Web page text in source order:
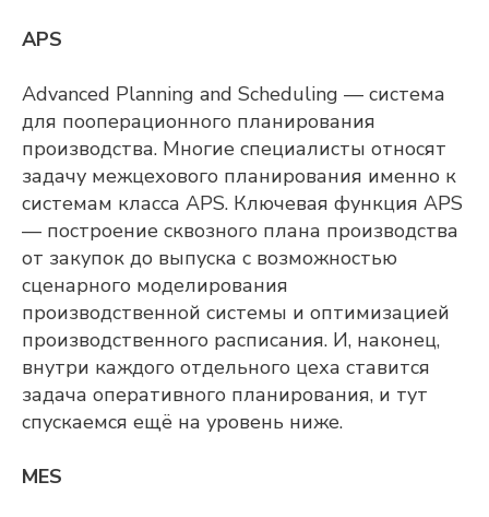
APS
Advanced Planning and Scheduling — система
для пооперационного планирования
производства. Многие специалисты относят
задачу межцехового планирования именно к
системам класса APS. Ключевая функция APS
— построение сквозного плана производства
от закупок до выпуска с возможностью
сценарного моделирования
производственной системы и оптимизацией
производственного расписания. И, наконец,
внутри каждого отдельного цеха ставится
задача оперативного планирования, и тут
спускаемся ещё на уровень ниже.
MESСовременное решение класса APS